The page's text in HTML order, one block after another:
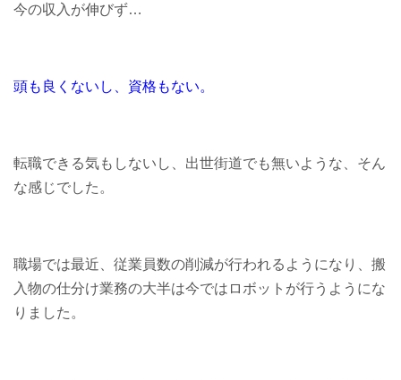
今の収入が伸びず…
頭も良くないし、資格もない。
転職できる気もしないし、出世街道でも無いような、そん
な感じでした。
職場では最近、従業員数の削減が行われるようになり、搬
入物の仕分け業務の大半は今ではロボットが行うようにな
りました。